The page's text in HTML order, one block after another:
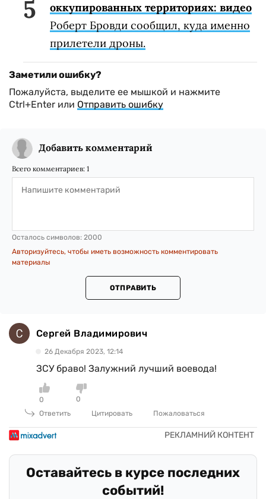
оккупированных территориях: видео
Роберт Бровди сообщил, куда именно
прилетели дроны.
Заметили ошибку?
Пожалуйста, выделите ее мышкой и нажмите
Ctrl+Enter или Отправить ошибку
Добавить комментарий
Всего комментариев: 1
Осталось символов: 2000
Авторизуйтесь, чтобы иметь возможность комментировать
материалы
ОТПРАВИТЬ
Сергей Владимирович
26 Декабря 2023, 12:14
ЗСУ браво! Залужний лучший воевода!
0
0
Ответить
Цитировать Пожаловаться
Оставайтесь в курсе последних
событий!